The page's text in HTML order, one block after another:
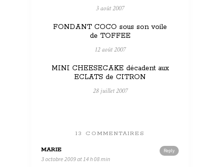
3 août 2007
FONDANT COCO sous son voile
de TOFFEE
12 août 2007
MINI CHEESECAKE décadent aux
ECLATS de CITRON
28 juillet 2007
13 COMMENTAIRES
Reply
MARIE
3 octobre 2009 at 14 h 08 min